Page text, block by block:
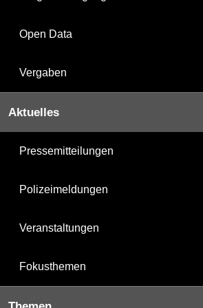
Open Data
Vergaben
Aktuelles
Pressemitteilungen
Polizeimeldungen
Veranstaltungen
Fokusthemen